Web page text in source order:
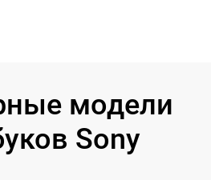
модели
Sony